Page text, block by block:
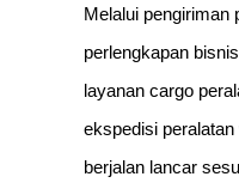
Melalui pengiriman
perlengkapan
layanan cargo
ekspedisi
berjalan lancar